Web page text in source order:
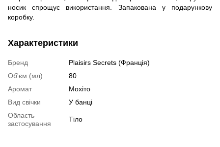
носик спрощує використання. Запакована у подарункову
коробку.
Характеристики
Бренд
Plaisirs Secrets (Франція)
Об'єм (мл)
80
Аромат
Мохіто
Вид свічки
У банці
Область
застосування
Тіло